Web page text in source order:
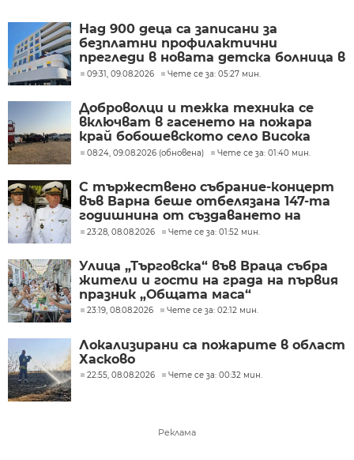
Над 900 деца са записани за
безплатни профилактични
прегледи в новата детска болница в
Бургас
09:31, 09.08.2026 Чете се за: 05:27 мин.
Доброволци и тежка техника се
включват в гасенето на пожара
край бобошевското село Висока
могила
08:24, 09.08.2026 (обновена) Чете се за: 01:40 мин.
С тържествено събрание-концерт
във Варна беше отбелязана 147-та
годишнина от създаването на
Военноморските сили
23:28, 08.08.2026 Чете се за: 01:52 мин.
Улица „Търговска“ във Враца събра
жители и гости на града на първия
празник „Общата маса“
23:19, 08.08.2026 Чете се за: 02:12 мин.
Локализирани са пожарите в област
Хасково
22:55, 08.08.2026 Чете се за: 00:32 мин.
Реклама